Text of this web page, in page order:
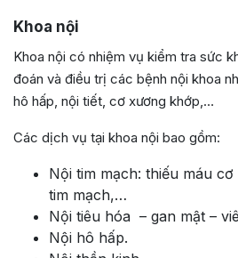
Khoa nội
Khoa nội có nhiệm vụ kiểm tra sức
đoán và điều trị các bệnh nội khoa
hô hấp, nội tiết, cơ xương khớp,…
Các dịch vụ tại khoa nội bao gồm:
Nội tim mạch: thiếu máu
tim mạch,…
Nội tiêu hóa – gan mật –
Nội hô hấp.